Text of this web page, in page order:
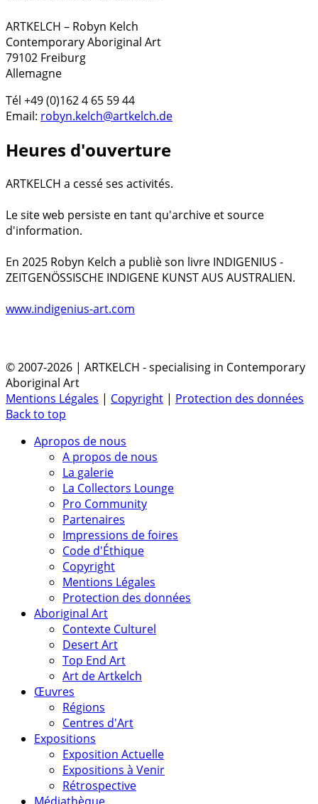
ARTKELCH – Robyn Kelch
Contemporary Aboriginal Art
79102 Freiburg
Allemagne
Tél +49 (0)162 4 65 59 44
Email: robyn.kelch@artkelch.de
Heures d'ouverture
ARTKELCH a cessé ses activités.
Le site web persiste en tant qu'archive et source
d'information.
En 2025 Robyn Kelch a publiè son livre INDIGENIUS -
ZEITGENÖSSISCHE INDIGENE KUNST AUS AUSTRALIEN.
www.indigenius-art.com
© 2007-2026 | ARTKELCH - specialising in Contemporary
Aboriginal Art
Mentions Légales | Copyright | Protection des données
Back to top
Apropos de nous
A propos de nous
La galerie
La Collectors Lounge
Pro Community
Partenaires
Impressions de foires
Code d'Éthique
Copyright
Mentions Légales
Protection des données
Aboriginal Art
Contexte Culturel
Desert Art
Top End Art
Art de Artkelch
Œuvres
Régions
Centres d'Art
Expositions
Exposition Actuelle
Expositions à Venir
Rétrospective